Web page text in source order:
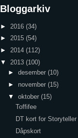
Bloggarkiv
► 2016 (34)
► 2015 (54)
► 2014 (112)
▼ 2013 (100)
► desember (10)
► november (15)
▼ oktober (15)
Toffifee
DT kort for Storyteller
Dåpskort